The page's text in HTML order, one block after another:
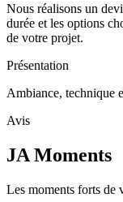
Nous réalisons un
durée et les options
de votre projet.
Présentation
Ambiance, technique
Avis
JA Moments
Les moments forts de